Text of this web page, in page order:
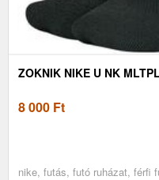
ZOKNIK NIKE U NK
8 000 Ft
nike, futás, futó ruházat, férfi